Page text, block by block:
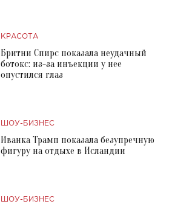
КРАСОТА
Бритни Спирс показала неудачный
ботокс: из-за инъекции у нее
опустился глаз
ШОУ-БИЗНЕС
Иванка Трамп показала безупречную
фигуру на отдыхе в Исландии
ШОУ-БИЗНЕС